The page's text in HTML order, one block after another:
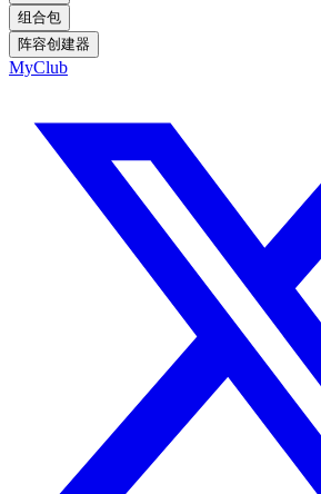
组合包
阵容创建器
MyClub